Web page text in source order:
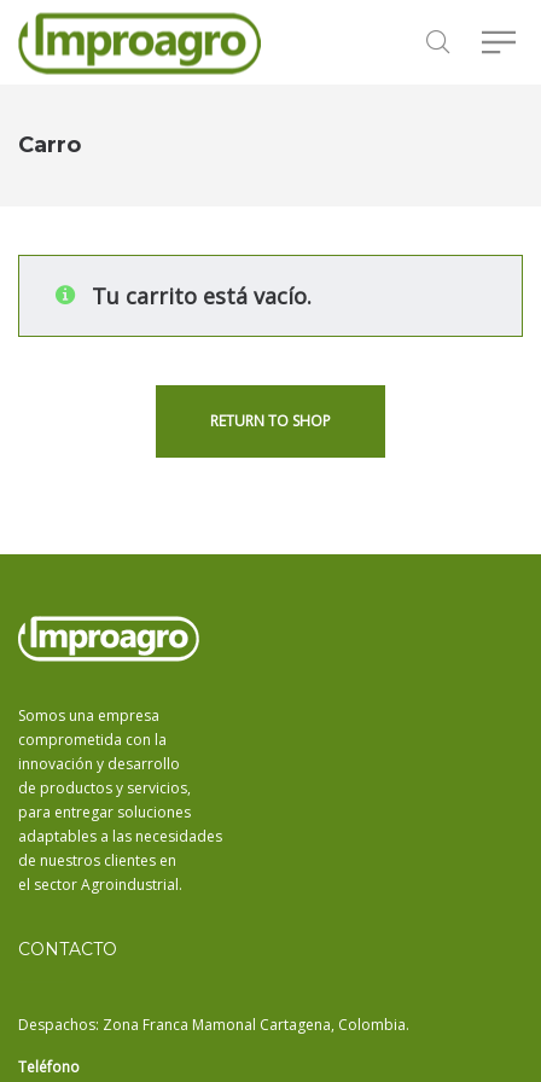
Carro
Tu carrito está vacío.
RETURN TO SHOP
Somos una empresa
comprometida con la
innovación y desarrollo
de productos y servicios,
para entregar soluciones
adaptables a las necesidades
de nuestros clientes en
el sector Agroindustrial.
CONTACTO
Despachos: Zona Franca Mamonal Cartagena, Colombia.
Teléfono